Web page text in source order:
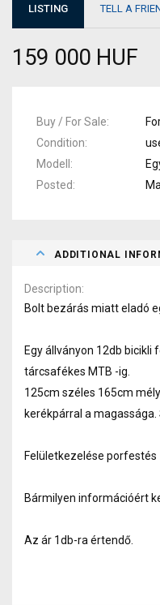
LISTING TELL A
159 000 HUF
Buy / For Sale
Condition
Modell
Posted
ADDITIONAL
Description
Bolt bezárás miatt eladó
Egy állványon 12db bicikli
tárcsafékes MTB -ig.
125cm széles 165cm
kerékpárral a
Felületkezelése porfestés
Bármilyen információért
Az ár 1db-ra értendő.